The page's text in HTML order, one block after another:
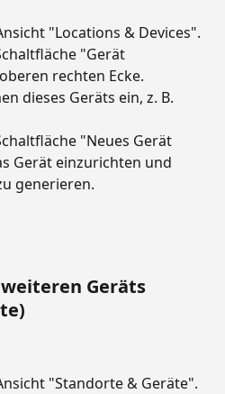
"Locations & Devices".
"Gerät
rechten Ecke.
dieses Geräts ein, z. B.
"Neues Gerät
Gerät einzurichten und
generieren.
Geräts
"Standorte & Geräte".